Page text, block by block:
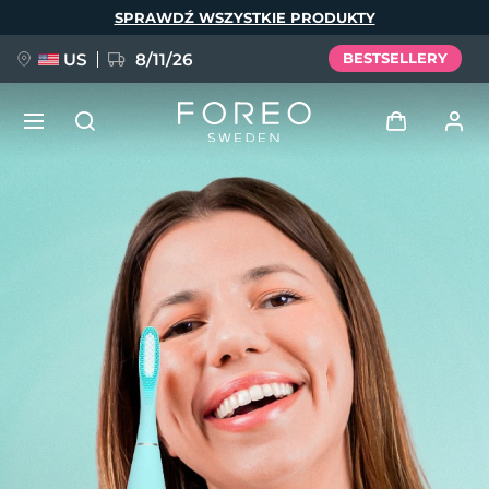
SPRAWDŹ WSZYSTKIE PRODUKTY
US 8/11/26 BESTSELLERY
Profil użytkownika
Moje urządzenia
Moje zamówienia
Moje adresy
Moje subskrypcje
FAQ™ Pure Beauty-Tech Elixir
BREAKING NEWS
issa™ Teeth Whitening Set
Deutsch
Español
Français
Italiano
Português
Svenska
Русский
简体中文 繁體中文